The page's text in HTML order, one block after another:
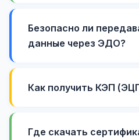
Безопасно ли
данные через ЭДО?
Как получить КЭП
Где скачать